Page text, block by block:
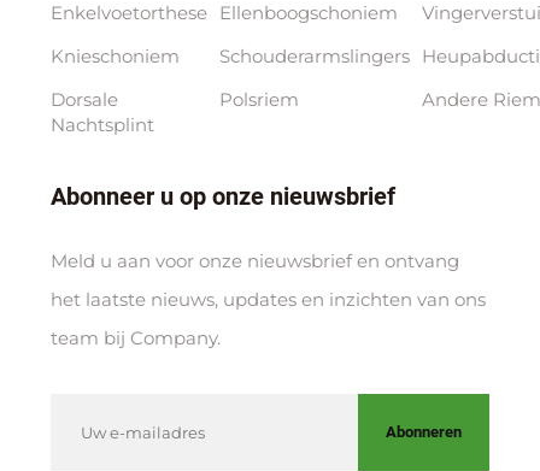
Enkelvoetorthese
Knieschoniem
Dorsale
Nachtsplint
Ellenboogschoniem
Schouderarmslingers
Polsriem
Andere
Abonneer u op onze nieuwsbrief
Meld u aan voor onze nieuwsbrief en ontvang
het laatste nieuws, updates en inzichten van ons
team bij Company.
Abonneren